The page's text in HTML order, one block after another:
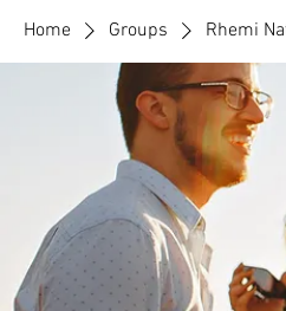
Home Groups Rhemi